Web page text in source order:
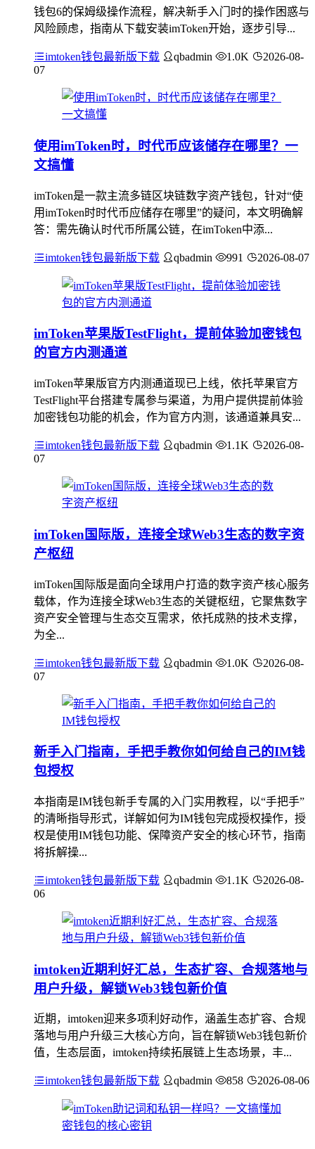
钱包6的保姆级操作流程，解决新手入门时的操作困惑与
风险顾虑，指南从下载安装imToken开始，逐步引导...
imtoken钱包最新版下载 qbadmin 1.0K
2026-08-
07
使用imToken时，时代币应该储存在哪里？一
文搞懂
imToken是一款主流多链区块链数字资产钱包，针对“使
用imToken时时代币应储存在哪里”的疑问，本文明确解
答：需先确认时代币所属公链，在imToken中添...
imtoken钱包最新版下载 qbadmin 991 2026-08-07
imToken苹果版TestFlight，提前体验加密钱包
的官方内测通道
imToken苹果版官方内测通道现已上线，依托苹果官方
TestFlight平台搭建专属参与渠道，为用户提供提前体验
加密钱包功能的机会，作为官方内测，该通道兼具安...
imtoken钱包最新版下载 qbadmin 1.1K
2026-08-
07
imToken国际版，连接全球Web3生态的数字资
产枢纽
imToken国际版是面向全球用户打造的数字资产核心服务
载体，作为连接全球Web3生态的关键枢纽，它聚焦数字
资产安全管理与生态交互需求，依托成熟的技术支撑，
为全...
imtoken钱包最新版下载 qbadmin 1.0K
2026-08-
07
新手入门指南，手把手教你如何给自己的IM钱
包授权
本指南是IM钱包新手专属的入门实用教程，以“手把手”
的清晰指导形式，详解如何为IM钱包完成授权操作，授
权是使用IM钱包功能、保障资产安全的核心环节，指南
将拆解操...
imtoken钱包最新版下载 qbadmin 1.1K
2026-08-
06
imtoken近期利好汇总，生态扩容、合规落地与
用户升级，解锁Web3钱包新价值
近期，imtoken迎来多项利好动作，涵盖生态扩容、合规
落地与用户升级三大核心方向，旨在解锁Web3钱包新价
值，生态层面，imtoken持续拓展链上生态场景，丰...
imtoken钱包最新版下载 qbadmin 858 2026-08-06